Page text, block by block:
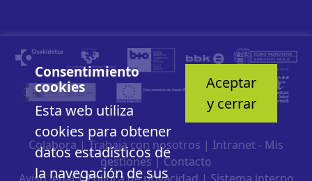
Consentimiento
cookies
Esta web utiliza
cookies para obtener
datos estadísticos de
la navegación de sus
Aceptar
y cerrar
Colabora | Trabaja con nosotros | Intranet - Mis
gestiones |Contacto
Aviso legal|Política de privacidad | Sistema interno